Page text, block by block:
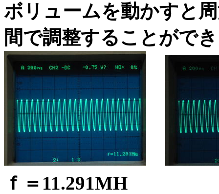
ボリュームを動かすと
間で調整することがで
ｆ＝11.291MH